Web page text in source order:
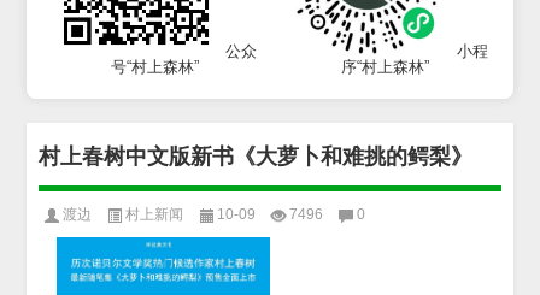
公众
号“村上森林”
小程
序“村上森林”
村上春树中文版新书《大萝卜和难挑的鳄梨》
渡边 村上新闻 10-09 7496 0